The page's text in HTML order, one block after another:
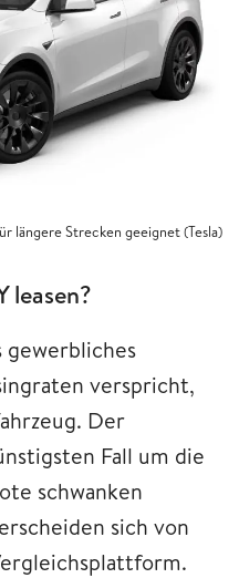
längere Strecken geeignet (Tesla)
leasen?
gewerbliches
verspricht,
Der
Fall um die
schwanken
sich von